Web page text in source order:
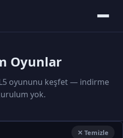
Oyunlar
oyununu keşfet — indirme
yok.
✕ Temizle